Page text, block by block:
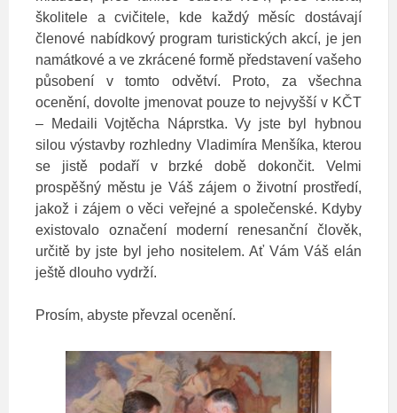
školitele a cvičitele, kde každý měsíc dostávají
členové nabídkový program turistických akcí, je jen
namátkové a ve zkrácené formě představení vašeho
působení v tomto odvětví. Proto, za všechna
ocenění, dovolte jmenovat pouze to nejvyšší v KČT
– Medaili Vojtěcha Náprstka. Vy jste byl hybnou
silou výstavby rozhledny Vladimíra Menšíka, kterou
se jistě podaří v brzké době dokončit. Velmi
prospěšný městu je Váš zájem o životní prostředí,
jakož i zájem o věci veřejné a společenské. Kdyby
existovalo označení moderní renesanční člověk,
určitě by jste byl jeho nositelem. Ať Vám Váš elán
ještě dlouho vydrží.
Prosím, abyste převzal ocenění.